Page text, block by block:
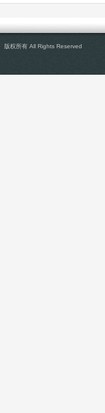
版权所有 All Rights Reserved